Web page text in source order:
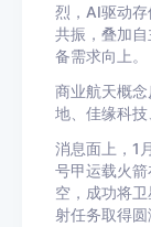
烈，AI驱动
共振，叠加
备需求向上。
商业航天概
地、佳缘科技
消息面上，1
号甲运载火
空，成功将
射任务取得